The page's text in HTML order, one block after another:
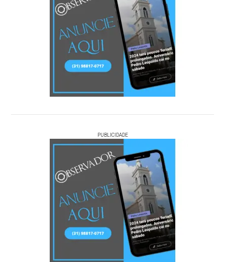
PUBLICIDADE